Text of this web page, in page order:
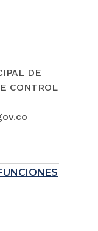
DE
CONTROL